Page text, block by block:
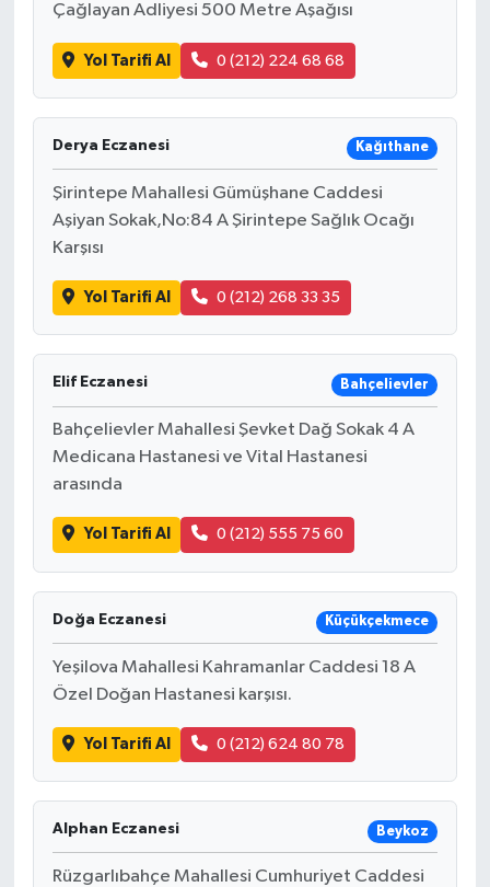
Çağlayan Adliyesi 500 Metre Aşağısı
Yol Tarifi Al 0 (212) 224 68 68
Derya Eczanesi Kağıthane
Şirintepe Mahallesi Gümüşhane Caddesi
Aşiyan Sokak,No:84 A Şirintepe Sağlık Ocağı
Karşısı
Yol Tarifi Al 0 (212) 268 33 35
Elif Eczanesi Bahçelievler
Bahçelievler Mahallesi Şevket Dağ Sokak 4 A
Medicana Hastanesi ve Vital Hastanesi
arasında
Yol Tarifi Al 0 (212) 555 75 60
Doğa Eczanesi Küçükçekmece
Yeşilova Mahallesi Kahramanlar Caddesi 18 A
Özel Doğan Hastanesi karşısı.
Yol Tarifi Al 0 (212) 624 80 78
Alphan Eczanesi Beykoz
Rüzgarlıbahçe Mahallesi Cumhuriyet Caddesi